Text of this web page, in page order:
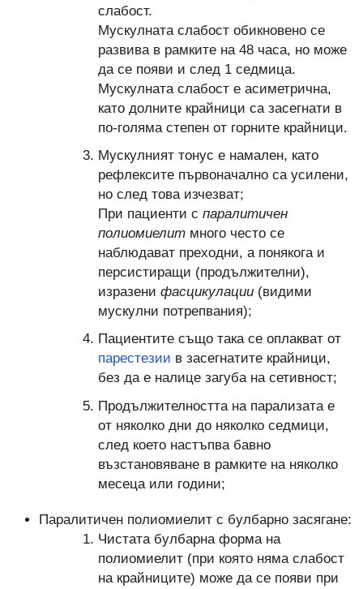
слабост.
Мускулната слабост обикновено се
развива в рамките на 48 часа, но може
да се появи и след 1 седмица.
Мускулната слабост е асиметрична,
като долните крайници са засегнати в
по-голяма степен от горните крайници.
Мускулният тонус е намален, като
рефлексите първоначално са усилени,
но след това изчезват;
При пациенти спаралитичен
полиомиелит много често се
наблюдават преходни, а понякога и
персистиращи (продължителни),
изразенифасцикулации (видими
мускулни потрепвания);
Пациентите също така се оплакват от
парестезии в засегнатите крайници,
без да е налице загуба на сетивност;
Продължителността на парализата е
от няколко дни до няколко седмици,
след което настъпва бавно
възстановяване в рамките на няколко
месеца или години;
Паралитичен полиомиелит с булбарно засягане:
Чистата булбарна форма на
полиомиелит (при която няма слабост
на крайниците) може да се появи при